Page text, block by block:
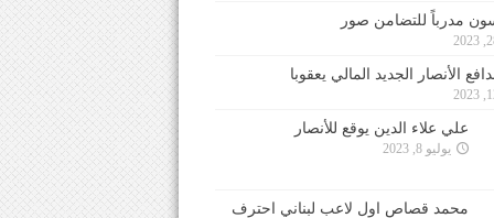
مدرباً للتضامن صور
الأنصار الجديد المالي يعقوبا
علي علاء الدين يوقع للأنصار
يوليو 8, 2023
محمد قصاص اول لاعب لبناني احترف